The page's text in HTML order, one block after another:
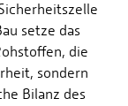
setze das
die
sondern
Bilanz des